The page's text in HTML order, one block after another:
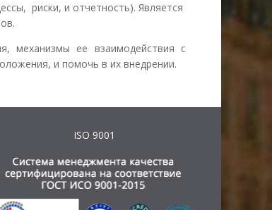
риски, и отчетность). Является
механизмы ее взаимодействия с
и помочь в их внедрении.
ISO 9001